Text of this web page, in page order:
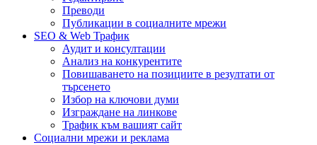
Преводи
Публикации в социалните мрежи
SEO & Web Трафик
Аудит и консултации
Анализ на конкурентите
Повишаването на позициите в резултати от
търсенето
Избор на ключови думи
Изграждане на линкове
Трафик към вашият сайт
Социални мрежи и реклама